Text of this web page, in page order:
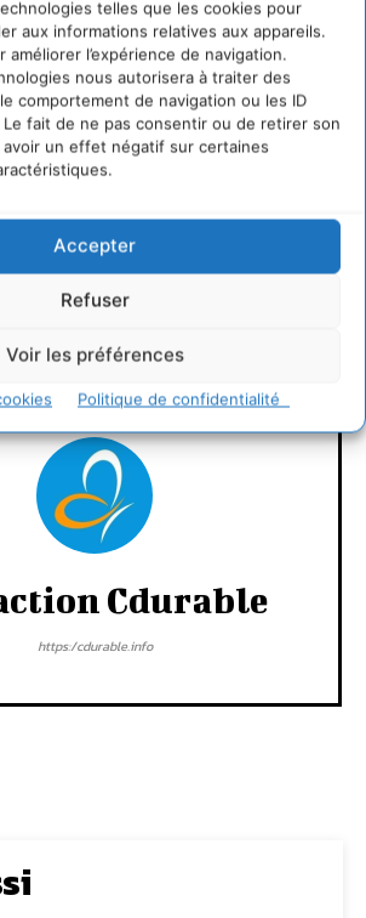
telles que les cookies pour
aux informations relatives aux appareils.
améliorer l’expérience de navigation.
nous autorisera à traiter des
comportement de navigation ou les ID
fait de ne pas consentir ou de retirer son
un effet négatif sur certaines
Accepter
Refuser
Voir les préférences
Politique de confidentialité
POUR LAISSER UN COMMENTAIRE
Cdurable
https:/cdurable.info